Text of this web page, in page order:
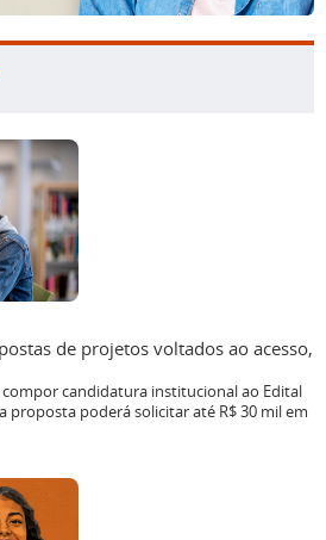
de projetos voltados ao acesso,
candidatura institucional ao Edital
proposta poderá solicitar até R$ 30 mil em